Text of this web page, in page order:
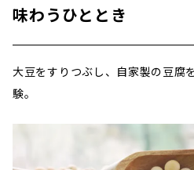
味わうひととき
大豆をすりつぶし、自家製の豆腐
験。